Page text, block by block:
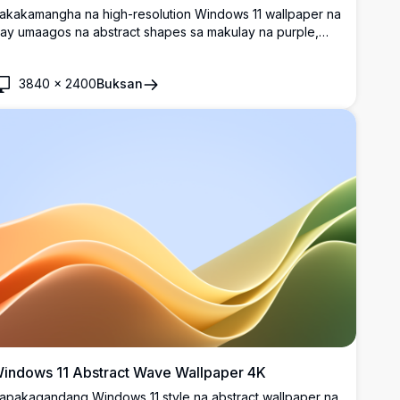
na high-resolution Windows 11 wallpaper na
umaagos na abstract shapes sa makulay na purple,
makinis na curves at premium visual appeal.
3840 × 2400Buksan
11 Abstract Wave Wallpaper 4K
Windows 11 style na abstract wallpaper na